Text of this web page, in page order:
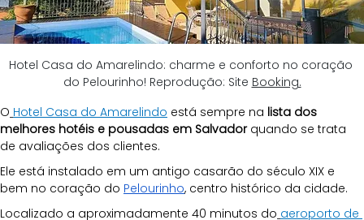
Hotel Casa do Amarelindo: charme e conforto no coração
do Pelourinho! Reprodução: Site Booking.
O Hotel Casa do Amarelindo está sempre na lista dos
melhores hotéis e pousadas em Salvador quando se trata
de avaliações dos clientes.
Ele está instalado em um antigo casarão do século XIX e
bem no coração do Pelourinho, centro histórico da cidade.
Localizado a aproximadamente 40 minutos do aeroporto de